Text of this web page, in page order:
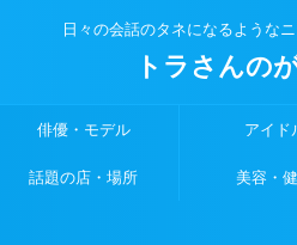
日々の会話のタネになるような
トラさんの
俳優・モデル アイド
話題の店・場所 美容・